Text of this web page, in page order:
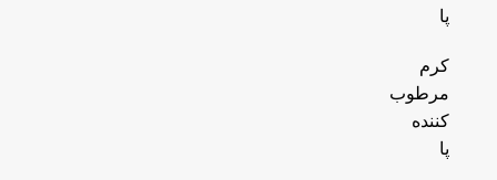
پا
کرم
مرطوب
کننده
پا